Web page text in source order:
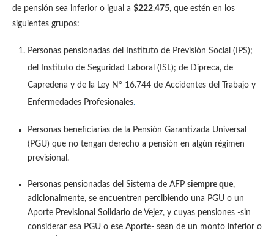
de pensión sea inferior o igual a $222.475, que estén en los
siguientes grupos:
Personas pensionadas del Instituto de Previsión Social (IPS);
del Instituto de Seguridad Laboral (ISL); de Dipreca, de
Capredena y de la Ley N° 16.744 de Accidentes del Trabajo y
Enfermedades Profesionales.
Personas beneficiarias de la Pensión Garantizada Universal
(PGU) que no tengan derecho a pensión en algún régimen
previsional.
Personas pensionadas del Sistema de AFP siempre que,
adicionalmente, se encuentren percibiendo una PGU o un
Aporte Previsional Solidario de Vejez, y cuyas pensiones -sin
considerar esa PGU o ese Aporte- sean de un monto inferior o